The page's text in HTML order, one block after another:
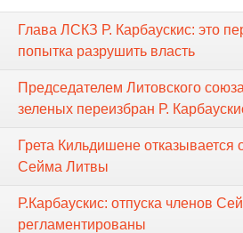
Глава ЛСКЗ Р. Карбаускис: это
попытка разрушить власть
Председателем Литовского
зеленых переизбран Р.
Грета Кильдишене отказывается
Cейма Литвы
Р.Карбаускис: отпуска членов
регламентированы